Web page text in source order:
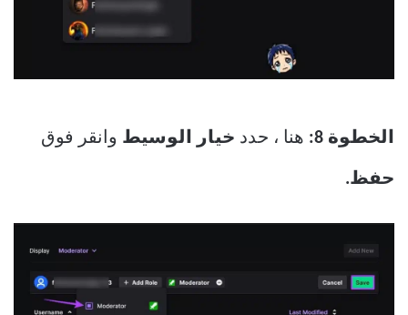
الخطوة 8: هنا ، حدد خيار الوسيط وانقر فوق
حفظ.